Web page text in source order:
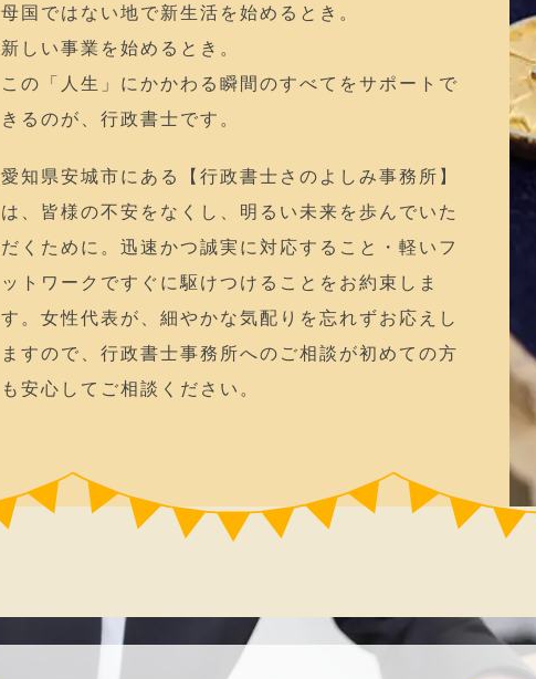
母国ではない地で新生活を始めるとき。
新しい事業を始めるとき。
この「人生」にかかわる瞬間のすべてをサポートで
きるのが、行政書士です。
愛知県安城市にある【行政書士さのよしみ事務所】
は、皆様の不安をなくし、明るい未来を歩んでいた
だくために。迅速かつ誠実に対応すること・軽いフ
ットワークですぐに駆けつけることをお約束しま
す。女性代表が、細やかな気配りを忘れずお応えし
ますので、行政書士事務所へのご相談が初めての方
も安心してご相談ください。